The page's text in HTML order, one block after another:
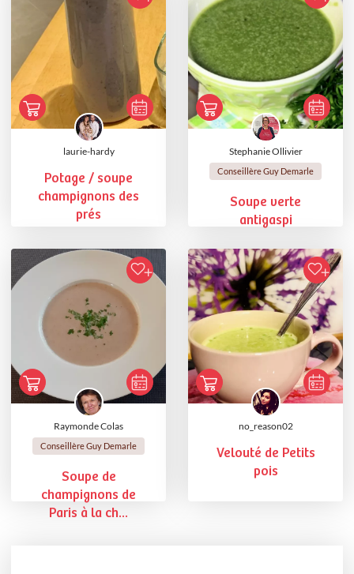
laurie-hardy
Potage / soupe
champignons des
prés
Stephanie Ollivier
Conseillère Guy Demarle
Soupe verte
antigaspi
Raymonde Colas
Conseillère Guy Demarle
Soupe de
champignons de
Paris à la ch...
no_reason02
Velouté de Petits
pois